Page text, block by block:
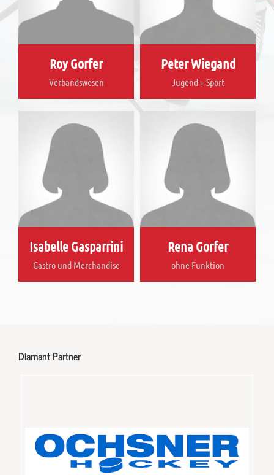
Roy Gorfer
Verbandswesen
Peter Wiegand
Jugend + Sport
Isabelle Gasparrini
Gastro und Merchandise
Rena Gorfer
ohne Funktion
Diamant Partner